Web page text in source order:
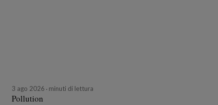
3 ago 2026 minuti di lettura
Pollution